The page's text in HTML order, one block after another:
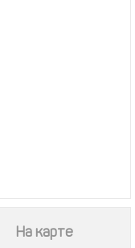
На карте